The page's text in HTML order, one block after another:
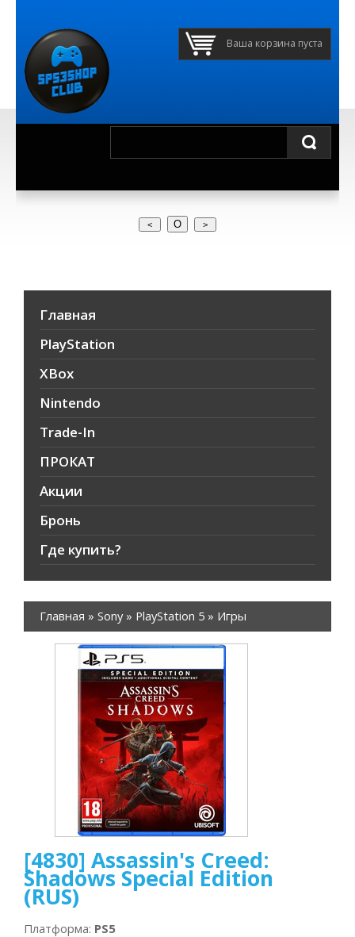
Ваша корзина пуста
О
Главная
PlayStation
XBox
Nintendo
Trade-In
ПРОКАТ
Акции
Бронь
Где купить?
Главная » Sony » PlayStation 5 » Игры
[4830] Assassin's Creed:
Shadows Special Edition
(RUS)
Платформа: PS5